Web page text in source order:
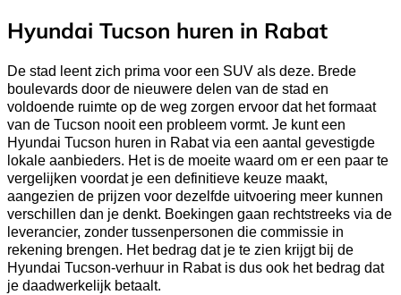
Hyundai Tucson huren in Rabat
De stad leent zich prima voor een SUV als deze. Brede
boulevards door de nieuwere delen van de stad en
voldoende ruimte op de weg zorgen ervoor dat het formaat
van de Tucson nooit een probleem vormt. Je kunt een
Hyundai Tucson huren in Rabat via een aantal gevestigde
lokale aanbieders. Het is de moeite waard om er een paar te
vergelijken voordat je een definitieve keuze maakt,
aangezien de prijzen voor dezelfde uitvoering meer kunnen
verschillen dan je denkt. Boekingen gaan rechtstreeks via de
leverancier, zonder tussenpersonen die commissie in
rekening brengen. Het bedrag dat je te zien krijgt bij de
Hyundai Tucson-verhuur in Rabat is dus ook het bedrag dat
je daadwerkelijk betaalt.